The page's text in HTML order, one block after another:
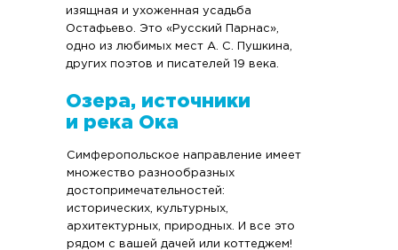
Озера, источники
и река Ока
изящная и ухоженная усадьба
Остафьево. Это «Русский Парнас»,
одно из любимых мест А. С. Пушкина,
других поэтов и писателей 19 века.
Симферопольское направление имеет
множество разнообразных
достопримечательностей:
исторических, культурных,
архитектурных, природных. И все это
рядом с вашей дачей или коттеджем!